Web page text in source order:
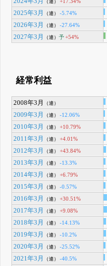
（連）
2025年3月
（連） -5.74%
2026年3月
（連） -27.64%
2027年3月
（連）予+54%
経常利益
2008年3月 （連）
2009年3月
（連） -12.06%
2010年3月
（連） +10.79%
2011年3月
（連） +4.01%
2012年3月
（連） +43.84%
2013年3月
（連） -13.3%
2014年3月
（連） +6.79%
2015年3月
（連） -0.57%
2016年3月
（連） +30.51%
2017年3月
（連） +9.08%
2018年3月
（連） -14.13%
2019年3月
（連） -10.2%
2020年3月
（連） -25.52%
2021年3月
（連） -40.5%